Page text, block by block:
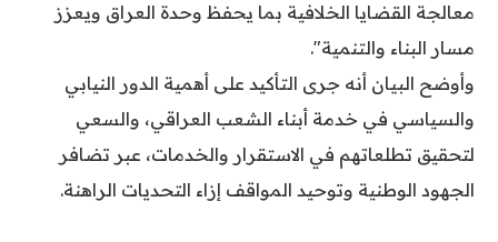
معالجة القضايا الخلافية بما يحفظ وحدة العراق ويعزز
مسار البناء والتنمية".
وأوضح البيان أنه جرى التأكيد على أهمية الدور النيابي
والسياسي في خدمة أبناء الشعب العراقي، والسعي
لتحقيق تطلعاتهم في الاستقرار والخدمات، عبر تضافر
الجهود الوطنية وتوحيد المواقف إزاء التحديات الراهنة.